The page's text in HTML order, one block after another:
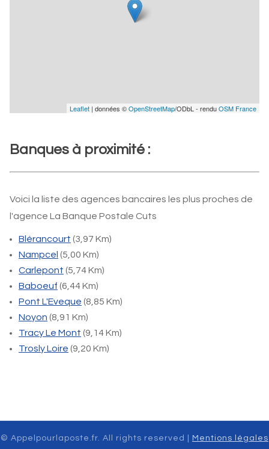
Leaflet | données ©OpenStreetMap/ODbL - renduOSM France
Banques à proximité :
Voici la liste des agences bancaires les plus proches de
l'agence La Banque Postale Cuts
Blérancourt (3,97 Km)
Nampcel (5,00 Km)
Carlepont (5,74 Km)
Baboeuf (6,44 Km)
Pont L'Eveque (8,85 Km)
Noyon (8,91 Km)
Tracy Le Mont (9,14 Km)
Trosly Loire (9,20 Km)
© Appelpourlaposte.fr. All rights reserved | Mentions légales